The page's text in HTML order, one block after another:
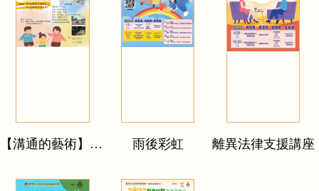
【溝通的藝術】親職工作坊 雨後彩虹 離異法律支援講座